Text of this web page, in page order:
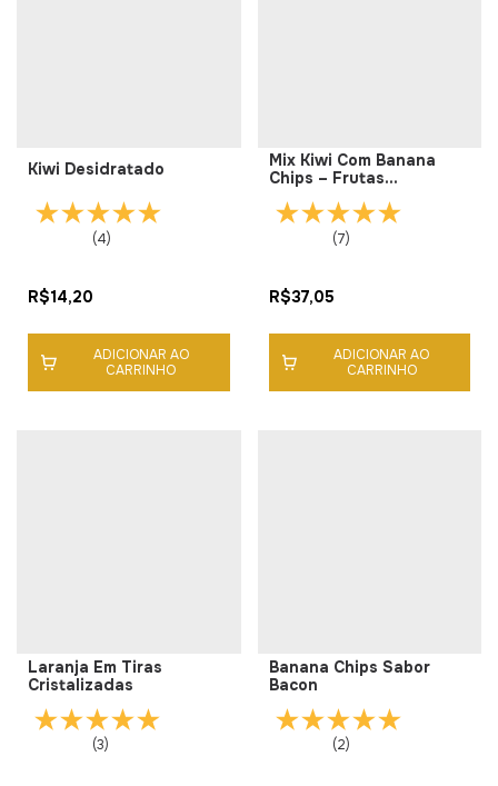
Kiwi Desidratado
(4)
R$14,20
ADICIONAR AO
CARRINHO
Mix Kiwi Com Banana
Chips – Frutas
(7)
R$37,05
ADICIONAR AO
CARRINHO
Laranja Em Tiras
Cristalizadas
(3)
Banana Chips Sabor
Bacon
(2)